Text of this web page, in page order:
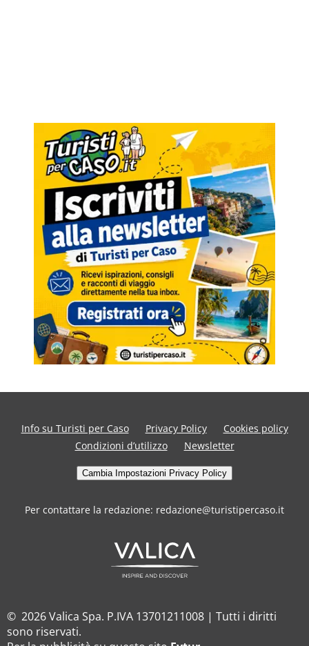
Info su Turisti per Caso Privacy Policy
Cookies policy
Condizioni d’utilizzo
Newsletter
Cambia Impostazioni Privacy Policy
Per contattare la redazione: redazione@turistipercaso.it
© 2026 Valica Spa. P.IVA 13701211008 | Tutti i diritti
sono riservati.